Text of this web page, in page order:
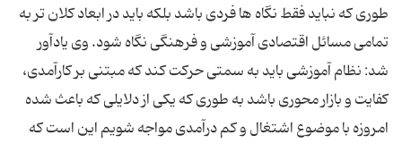
طوری که نباید فقط نگاه ها فردی باشد بلکه باید در ابعاد کلان تر به
تمامی مسائل اقتصادی آموزشی و فرهنگی نگاه شود. وی یادآور
شد: نظام آموزشی باید به سمتی حرکت کند که مبتنی بر کارآمدی،
کفایت و بازار محوری باشد به طوری که یکی از دلایلی که باعث شده
امروزه با موضوع اشتغال و کم درآمدی مواجه شویم این است که